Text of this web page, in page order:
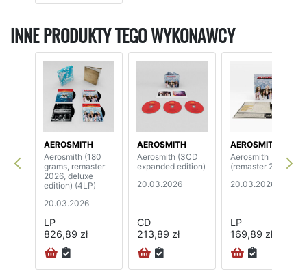
INNE PRODUKTY TEGO WYKONAWCY
AEROSMITH
Aerosmith (180
grams, remaster
2026, deluxe
edition) (4LP)
20.03.2026
LP
826,89 zł
AEROSMITH
Aerosmith (3CD
expanded edition)
20.03.2026
CD
213,89 zł
AEROSMITH
Aerosmith
(remaster 2026)
20.03.2026
LP
169,89 zł